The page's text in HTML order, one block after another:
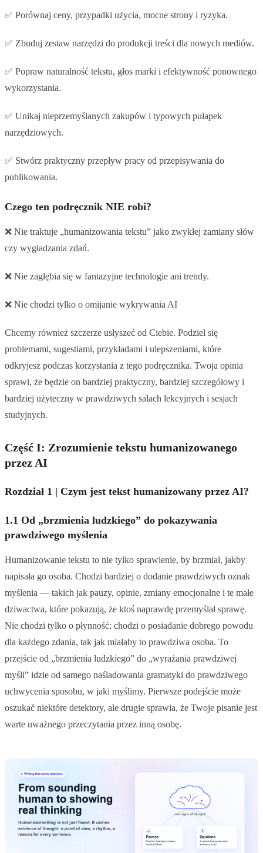
✅ Porównaj ceny, przypadki użycia, mocne strony i ryzyka.
✅ Zbuduj zestaw narzędzi do produkcji treści dla nowych mediów.
✅ Popraw naturalność tekstu, głos marki i efektywność ponownego
wykorzystania.
✅ Unikaj nieprzemyślanych zakupów i typowych pułapek
narzędziowych.
✅ Stwórz praktyczny przepływ pracy od przepisywania do
publikowania.
Czego ten podręcznik NIE robi?
❌ Nie traktuje „humanizowania tekstu” jako zwykłej zamiany słów
czy wygładzania zdań.
❌ Nie zagłębia się w fantazyjne technologie ani trendy.
❌ Nie chodzi tylko o omijanie wykrywania AI
Chcemy również szczerze usłyszeć od Ciebie. Podziel się
problemami, sugestiami, przykładami i ulepszeniami, które
odkryjesz podczas korzystania z tego podręcznika. Twoja opinia
sprawi, że będzie on bardziej praktyczny, bardziej szczegółowy i
bardziej użyteczny w prawdziwych salach lekcyjnych i sesjach
studyjnych.
Część I: Zrozumienie tekstu humanizowanego
przez AI
Rozdział 1 | Czym jest tekst humanizowany przez AI?
1.1 Od „brzmienia ludzkiego” do pokazywania
prawdziwego myślenia
Humanizowanie tekstu to nie tylko sprawienie, by brzmiał, jakby
napisała go osoba. Chodzi bardziej o dodanie prawdziwych oznak
myślenia — takich jak pauzy, opinie, zmiany emocjonalne i te małe
dziwactwa, które pokazują, że ktoś naprawdę przemyślał sprawę.
Nie chodzi tylko o płynność; chodzi o posiadanie dobrego powodu
dla każdego zdania, tak jak miałaby to prawdziwa osoba. To
przejście od „brzmienia ludzkiego” do „wyrażania prawdziwej
myśli” idzie od samego naśladowania gramatyki do prawdziwego
uchwycenia sposobu, w jaki myślimy. Pierwsze podejście może
oszukać niektóre detektory, ale drugie sprawia, że Twoje pisanie jest
warte uważnego przeczytania przez inną osobę.